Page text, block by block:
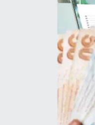
HABERDE İNSAN
KÜLTÜR SANAT
MAGAZİN